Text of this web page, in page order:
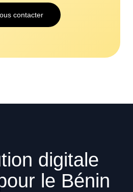
contacter
digitale
le Bénin